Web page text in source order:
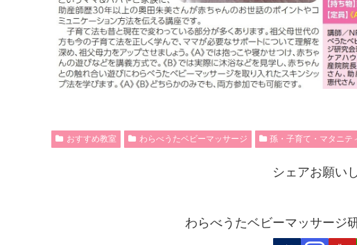
おすすめ教室 わらべうたベビーマッサージ 孫・子育て・マタニテ
シェアお願い
わらべうたベビーマッサージ